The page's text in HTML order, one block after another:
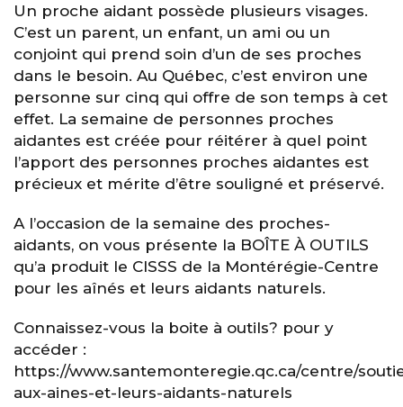
Un proche aidant possède plusieurs visages.
C’est un parent, un enfant, un ami ou un
conjoint qui prend soin d’un de ses proches
dans le besoin. Au Québec, c’est environ une
personne sur cinq qui offre de son temps à cet
effet. La semaine de personnes proches
aidantes est créée pour réitérer à quel point
l’apport des personnes proches aidantes est
précieux et mérite d’être souligné et préservé.
A l’occasion de la semaine des proches-
aidants, on vous présente la BOÎTE À OUTILS
qu’a produit le CISSS de la Montérégie-Centre
pour les aînés et leurs aidants naturels.
Connaissez-vous la boite à outils? pour y
accéder :
https://www.santemonteregie.qc.ca/centre/
aux-aines-et-leurs-aidants-naturels